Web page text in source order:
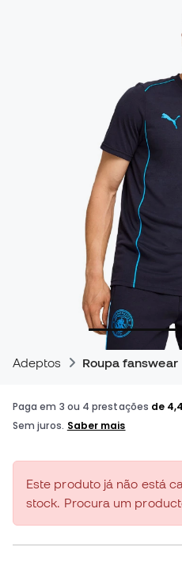
Adeptos Roupa fanswear
Este produto já não está
stock. Procura um